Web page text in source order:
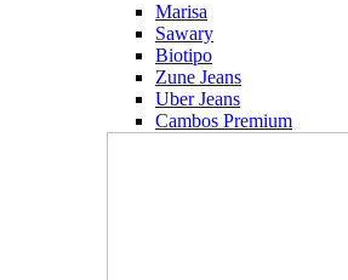
Marisa
Sawary
Biotipo
Zune Jeans
Uber Jeans
Cambos Premium